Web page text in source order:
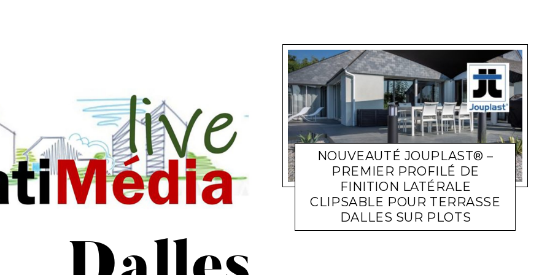
NOUVEAUTÉ JOUPLAST® –
PREMIER PROFILÉ DE
FINITION LATÉRALE
CLIPSABLE POUR TERRASSE
DALLES SUR PLOTS
ACTUALITÉ ENTREPRISES LARA GASQUET 30 MAI 2023